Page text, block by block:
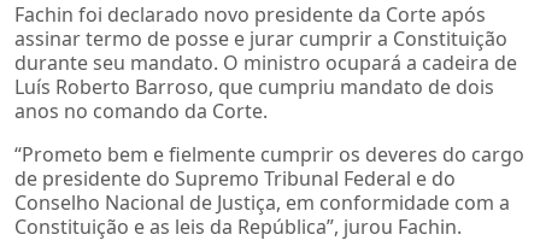
Fachin foi declarado novo presidente da Corte após
assinar termo de posse e jurar cumprir a Constituição
durante seu mandato. O ministro ocupará a cadeira de
Luís Roberto Barroso, que cumpriu mandato de dois
anos no comando da Corte.
“Prometo bem e fielmente cumprir os deveres do cargo
de presidente do Supremo Tribunal Federal e do
Conselho Nacional de Justiça, em conformidade com a
Constituição e as leis da República”, jurou Fachin.